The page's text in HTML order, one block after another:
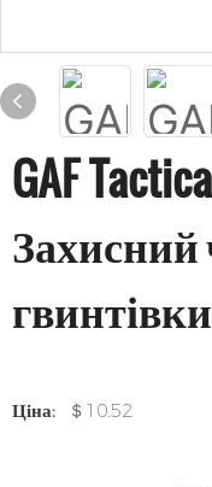
GAF
Захисний
гвинтівки
Ціна: ＄10.52